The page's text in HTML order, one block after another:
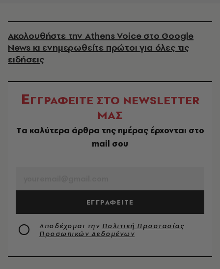
Ακολουθήστε την Athens Voice στο Google
News κι ενημερωθείτε πρώτοι για όλες τις
ειδήσεις
ΕΓΓΡΑΦΕΙΤΕ ΣΤΟ NEWSLETTER
ΜΑΣ
Tα καλύτερα άρθρα της ημέρας έρχονται στο
mail σου
ΕΓΓΡΑΦΕΙΤΕ
Αποδέχομαι την Πολιτική Προστασίας
Προσωπικών Δεδομένων